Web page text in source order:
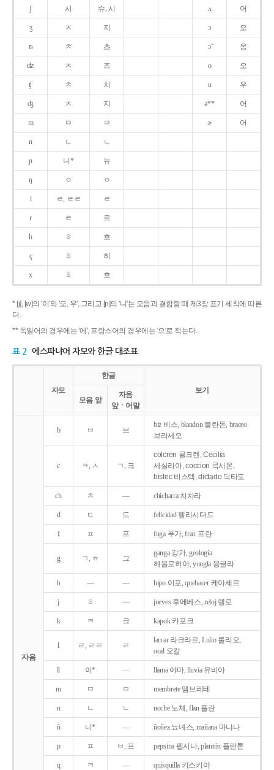
ʃ 시 슈, 시 ʌ 어
ʒ ㅈ 지 ɔ 오
ʦ ㅊ 츠 ɔ̃ 옹
ʣ ㅈ 즈 o 오
ʧ ㅊ 치 u 우
ʤ ㅈ 지 ə** 어
m ㅁ ㅁ ɚ 어
n ㄴ ㄴ
ɲ 니* 뉴
ŋ ㅇ ㅇ
l ㄹ, ㄹㄹ ㄹ
r ㄹ 르
h ㅎ 흐
ç ㅎ 히
x ㅎ 흐
* [j], [w]의 '이'와 '오, 우', 그리고 [ɲ]의 '니'는 모음과 결합할 때 제3장 표기 세칙에 따른
다.
** 독일어의 경우에는 '에', 프랑스어의 경우에는 '으'로 적는다.
표 2 에스파냐어 자모와 한글 대조표
자모
한글
보기
모음 앞
자음
앞ㆍ어말
자음
b ㅂ 브
biz 비스, blandon 블란돈, braceo
브라세오
c ㅋ, ㅅ ㄱ, 크
colcren 콜크렌, Cecilia
세실리아, coccion 콕시온,
bistec 비스텍, dictado 딕타도
ch ㅊ ― chicharra 치차라
d ㄷ 드 felicidad 펠리시다드
f ㅍ 프 fuga 푸가, fran 프란
g ㄱ, ㅎ 그
ganga 강가, geologia
헤올로히아, yungla 융글라
h ― ― hipo 이포, quehacer 케아세르
j ㅎ ― jueves 후에베스, reloj 렐로
k ㅋ 크 kapok 카포크
l ㄹ, ㄹㄹ ㄹ
lacrar 라크라르, Lulio 룰리오,
ocal 오칼
ll 이* ― llama 야마, lluvia 유비아
m ㅁ ㅁ membrete 멤브레테
n ㄴ ㄴ noche 노체, flan 플란
ñ 니* ― ñoñez 뇨녜스, mañana 마냐나
p ㅍ ㅂ, 프 pepsina 펩시나, plantón 플란톤
q ㅋ ― quisquilla 키스키야